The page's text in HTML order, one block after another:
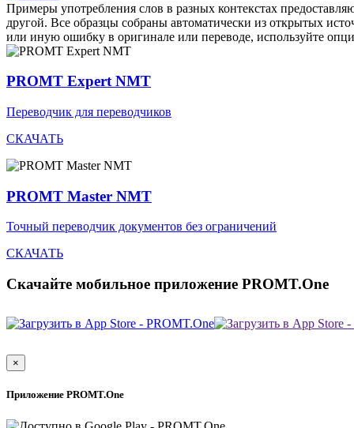
Примеры употребления слов в разных контекстах
другой. Все образцы собраны автоматически из открытых
или иную ошибку в оригинале или переводе, используйте
PROMT Expert NMT
Переводчик для переводчиков
СКАЧАТЬ
PROMT Master NMT
Точный переводчик документов без ограничений
СКАЧАТЬ
Скачайте мобильное приложение PROMT.One
×
Приложение PROMT.One